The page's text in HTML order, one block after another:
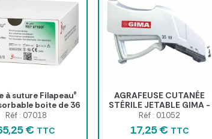
à suture Filapeau®
boite de 36
Réf : 07018
€ TTC
AGRAFEUSE CUTANÉE
STÉRILE JETABLE GIMA -
boîte de 5
Réf : 01052
17,25 € TTC